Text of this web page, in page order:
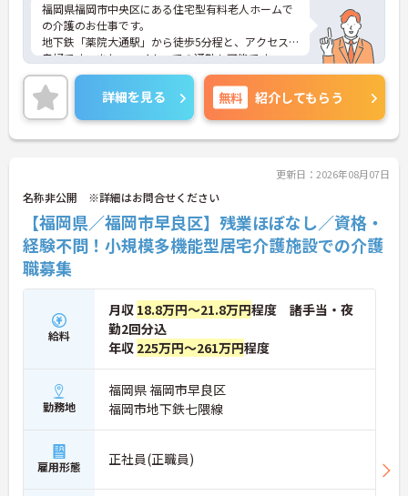
福岡県福岡市中央区にある住宅型有料老人ホームで
の介護のお仕事です。
地下鉄「薬院大通駅」から徒歩5分程と、アクセス
良好です。また、マイカーでの通勤も可能です。
（駐車場自己確保）
九州電力グループが運営する快適性と安全性を備え
た高齢者向けマンションです。豪華でスタイリッシ
ュな空間で気持ちよくお仕事してみませんか？
ご興味がある方は是非一度マイナビまでお問合せ下
詳細を見る 無料 紹介してもらう
更新日：2026年08月07日
名称非公開 ※詳細はお問合せください
【福岡県／福岡市早良区】残業ほぼなし／資格・
経験不問！小規模多機能型居宅介護施設での介護
職募集
給料
月収 18.8万円～21.8万円程度 諸手当・夜
勤2回分込
年収 225万円～261万円程度
勤務地
福岡県 福岡市早良区
福岡市地下鉄七隈線
雇用形態 正社員(正職員)